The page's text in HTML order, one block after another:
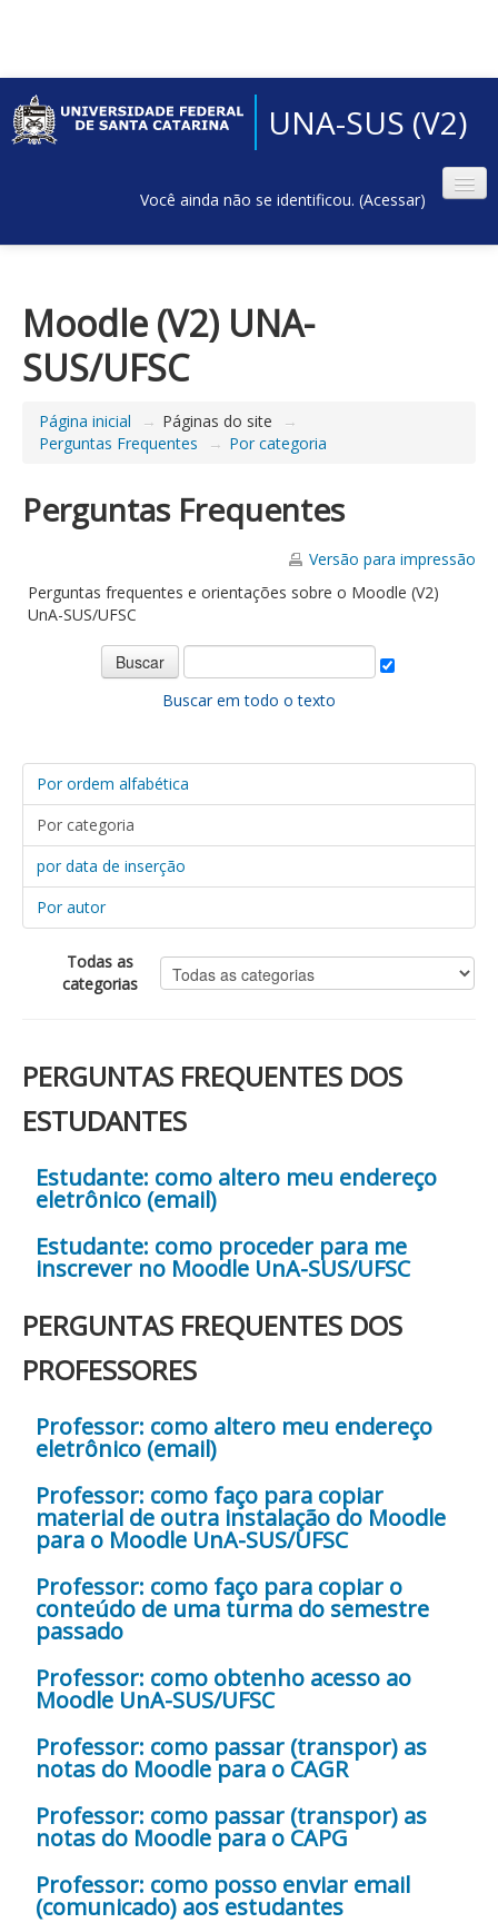
UNA-SUS (V2)
Você ainda não se identificou. (Acessar)
Moodle (V2) UNA-
SUS/UFSC
Página inicial → Páginas do site
→
Perguntas Frequentes
→ Por categoria
Perguntas Frequentes
Versão para impressão
Perguntas frequentes e orientações sobre o Moodle (V2)
UnA-SUS/UFSC
Buscar em todo o texto
Por ordem alfabética
Por categoria
por data de inserção
Por autor
Todas as
categorias
PERGUNTAS FREQUENTES DOS
ESTUDANTES
Estudante: como altero meu endereço
eletrônico (email)
Estudante: como proceder para me
inscrever no Moodle UnA-SUS/UFSC
PERGUNTAS FREQUENTES DOS
PROFESSORES
Professor: como altero meu endereço
eletrônico (email)
Professor: como faço para copiar
material de outra instalação do Moodle
para o Moodle UnA-SUS/UFSC
Professor: como faço para copiar o
conteúdo de uma turma do semestre
passado
Professor: como obtenho acesso ao
Moodle UnA-SUS/UFSC
Professor: como passar (transpor) as
notas do Moodle para o CAGR
Professor: como passar (transpor) as
notas do Moodle para o CAPG
Professor: como posso enviar email
(comunicado) aos estudantes